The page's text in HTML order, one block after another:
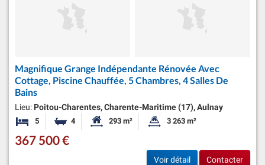
Magnifique Grange Indépendante Rénovée Avec
Cottage, Piscine Chauffée, 5 Chambres, 4 Salles De
Bains
Lieu: Poitou-Charentes, Charente-Maritime (17), Aulnay
5 Chambres
4 Salles de bainsSurface habitable:
293 m² Superficie du terrain:
3 263 m²
367 500 €
Voir détail Contacter